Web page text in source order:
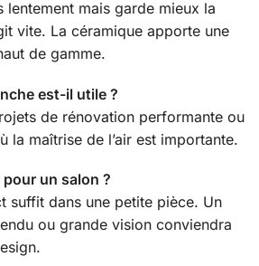
lentement mais garde mieux la
vite. La céramique apporte une
de gamme.
est-il utile ?
de rénovation performante ou
la maîtrise de l’air est importante.
un salon ?
suffit dans une petite pièce. Un
ou grande vision conviendra